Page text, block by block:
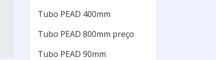
Tubo PEAD 400mm
Tubo PEAD 800mm preço
Tubo PEAD 90mm